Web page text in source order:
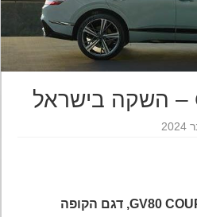
כלמוביל משיקה את ה-GV80 COUPE, דגם הקופה